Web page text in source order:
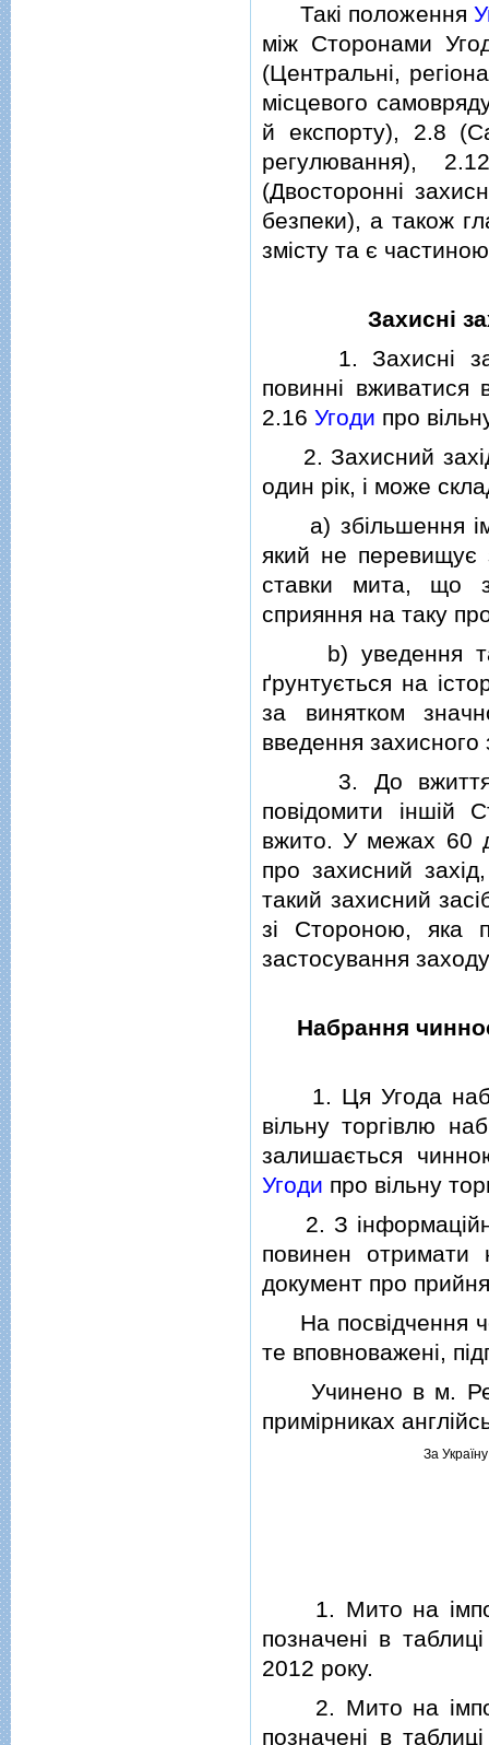
Такi положення
мiж Сторонами
(Центральнi,
мiсцевого
й експорту), 2.8
регулювання),
(Двостороннi
безпеки), а також
змiсту та є
Захиснi
1. Захиснi
повиннi вживатися
2.16 Угоди про
2. Захисний
один рiк, i може
a) збiльшення
який не перевищує
ставки мита, що
сприяння на таку
b) уведення
ґрунтується на
за винятком
введення захисного
3. До вжиття
повiдомити iншiй
вжито. У межах 60
про захисний
такий захисний
зi Стороною, яка
застосування
Набрання
1. Ця Угода
вiльну торгiвлю
залишається
Угоди про вiльну
2. З
повинен отримати
документ про
На посвiдчення
те вповноваженi,
Учинено в м.
примiрниках
За Україну
1. Мито на iмпорт
позначенi в
2012 року.
2. Мито на iмпорт
позначенi в